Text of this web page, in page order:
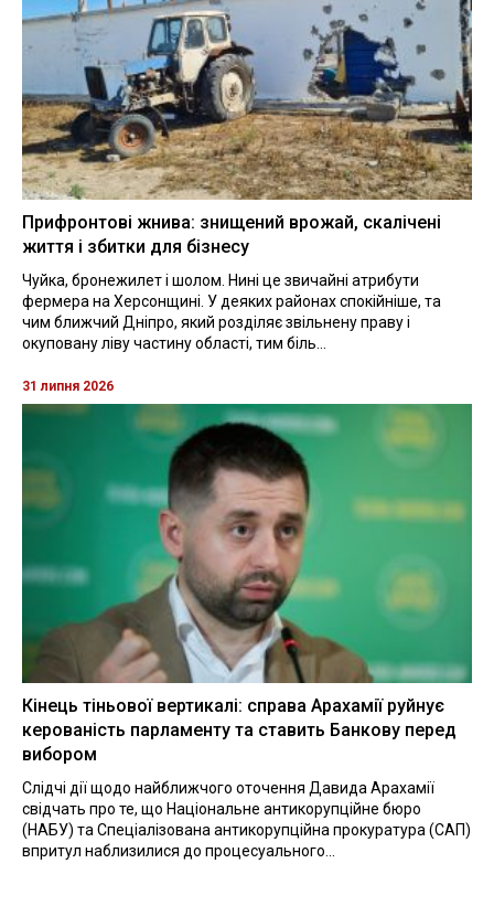
Прифронтові жнива: знищений врожай, скалічені
життя і збитки для бізнесу
Чуйка, бронежилет і шолом. Нині це звичайні атрибути
фермера на Херсонщині. У деяких районах спокійніше, та
чим ближчий Дніпро, який розділяє звільнену праву і
окуповану ліву частину області, тим біль...
31 липня 2026
Кінець тіньової вертикалі: справа Арахамії руйнує
керованість парламенту та ставить Банкову перед
вибором
Слідчі дії щодо найближчого оточення Давида Арахамії
свідчать про те, що Національне антикорупційне бюро
(НАБУ) та Спеціалізована антикорупційна прокуратура (САП)
впритул наблизилися до процесуального...